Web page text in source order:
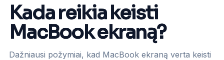
Kada reikia keisti
MacBook ekraną?
Dažniausi požymiai, kad MacBook ekraną verta keisti